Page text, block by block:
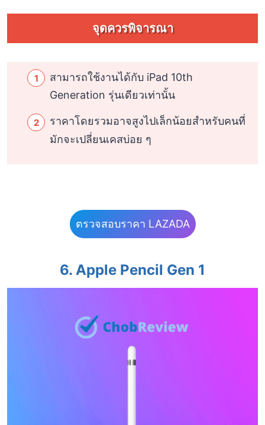
จุดควรพิจารณา
สามารถใช้งานได้กับ iPad 10th
Generation รุ่นเดียวเท่านั้น
ราคาโดยรวมอาจสูงไปเล็กน้อยสำหรับคนที่
มักจะเปลี่ยนเคสบ่อย ๆ
ตรวจสอบราคา LAZADA
6. Apple Pencil Gen 1